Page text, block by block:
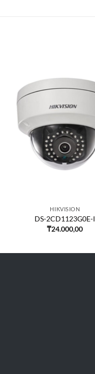
HIKVISION
DS-2CD1123G0E-I
₸24.000,00